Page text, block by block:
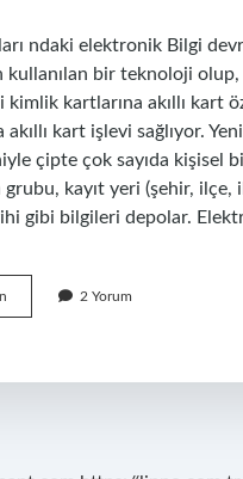
ndaki elektronik Bilgi
kullanılan bir teknoloji
kimlik kartlarına akıllı kart
akıllı kart işlevi sağlıyor.
çipte çok sayıda kişisel
kayıt yeri (şehir, ilçe,
gibi bilgileri depolar.
Kimlik
Bilgi
2 Yorum